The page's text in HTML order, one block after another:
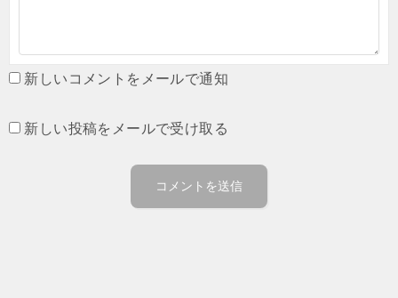
新しいコメントをメールで通知
新しい投稿をメールで受け取る